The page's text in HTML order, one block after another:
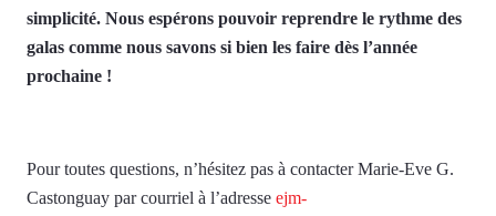
simplicité. Nous espérons pouvoir reprendre le rythme des
galas comme nous savons si bien les faire dès l’année
prochaine !
Pour toutes questions, n’hésitez pas à contacter Marie-Eve G.
Castonguay par courriel à l’adresse ejm-